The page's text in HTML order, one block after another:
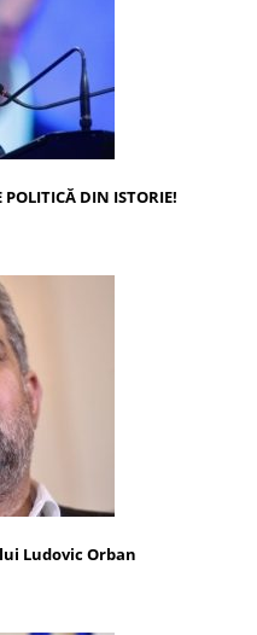
DIN ISTORIE!
Ludovic Orban